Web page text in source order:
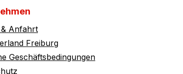
Anfahrt
Freiburg
Geschäftsbedingungen